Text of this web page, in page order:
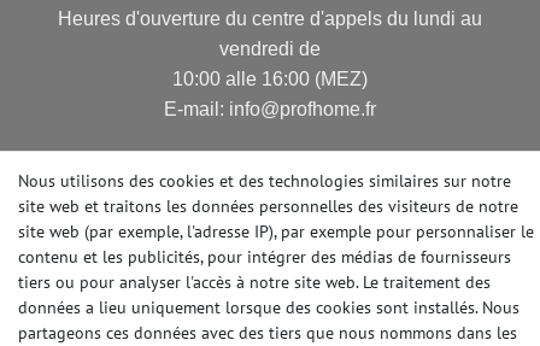
Heures d'ouverture du centre d'appels du lundi au
vendredi de
10:00 alle 16:00 (MEZ)
E-mail: info@profhome.fr
MODES DE PAIEMENT
DES MÉDIAS SOCIAUX
Nous utilisons des cookies et des technologies similaires sur notre
site web et traitons les données personnelles des visiteurs de notre
site web (par exemple, l'adresse IP), par exemple pour personnaliser le
contenu et les publicités, pour intégrer des médias de fournisseurs
tiers ou pour analyser l'accès à notre site web. Le traitement des
données a lieu uniquement lorsque des cookies sont installés. Nous
partageons ces données avec des tiers que nous nommons dans les